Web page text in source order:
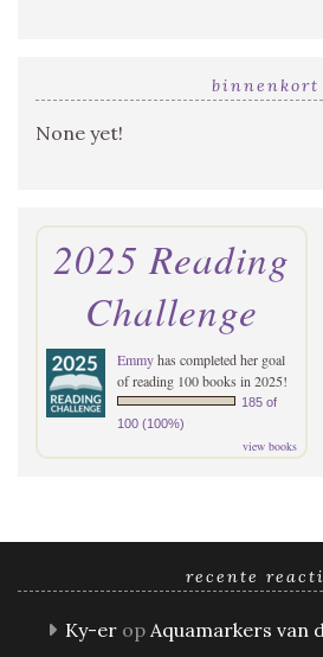
binnenkort
None yet!
2025 Reading
Challenge
Emmyhas completed her goal
of reading 100 books in 2025!
185 of
100 (100%)
view books
recente
Ky-er op Aquamarkers van